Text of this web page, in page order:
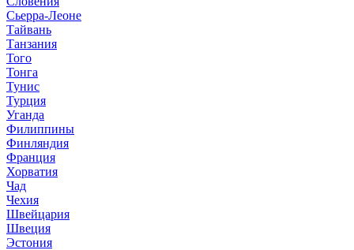
Сьерра-Леоне
Тайвань
Танзания
Того
Тонга
Тунис
Турция
Уганда
Филиппины
Финляндия
Франция
Хорватия
Чад
Чехия
Швейцария
Швеция
Эстония